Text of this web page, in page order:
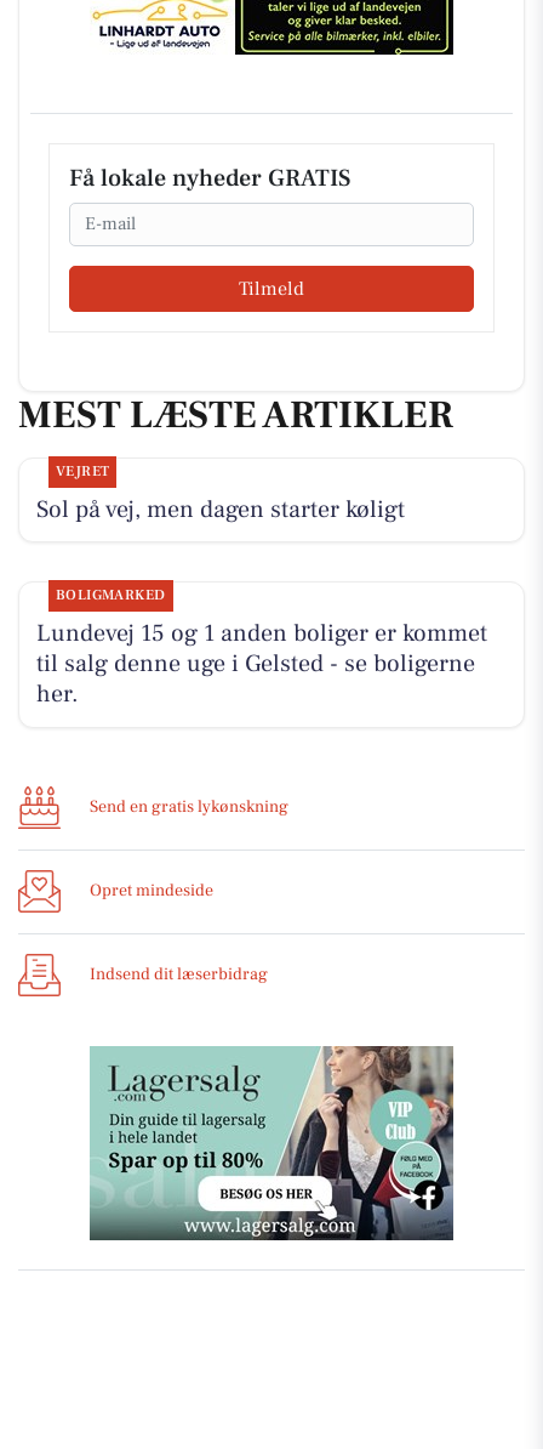
Få lokale nyheder GRATIS
Email
Tilmeld
MEST LÆSTE ARTIKLER
VEJRET
Sol på vej, men dagen starter køligt
BOLIGMARKED
Lundevej 15 og 1 anden boliger er kommet
til salg denne uge i Gelsted - se boligerne
her.
Send en gratis lykønskning
Opret mindeside
Indsend dit læserbidrag